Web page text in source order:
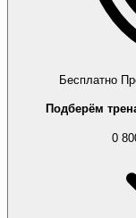
Бесплатно
Подберём
0